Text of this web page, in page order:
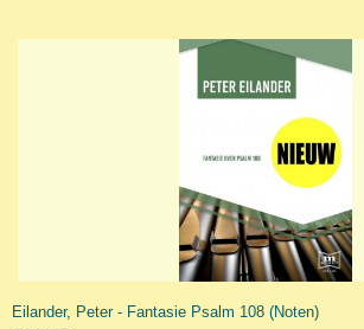
Eilander, Peter - Fantasie Psalm 108 (Noten)